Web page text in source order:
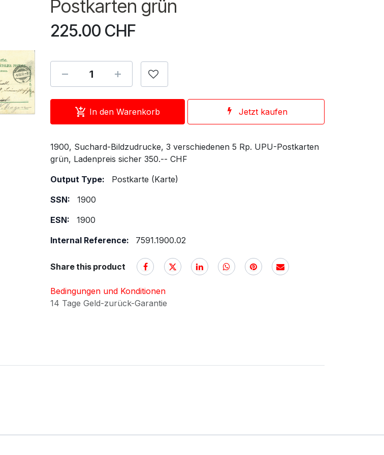
Postkarten grün
225.00 CHF
In den Warenkorb Jetzt kaufen
1900, Suchard-Bildzudrucke, 3 verschiedenen 5 Rp. UPU-Postkarten
grün, Ladenpreis sicher 350.-- CHF
Output Type:
Postkarte (Karte)
SSN:
1900
ESN:
1900
Internal Reference:
7591.1900.02
Share this product
Bedingungen und Konditionen
14 Tage Geld-zurück-Garantie